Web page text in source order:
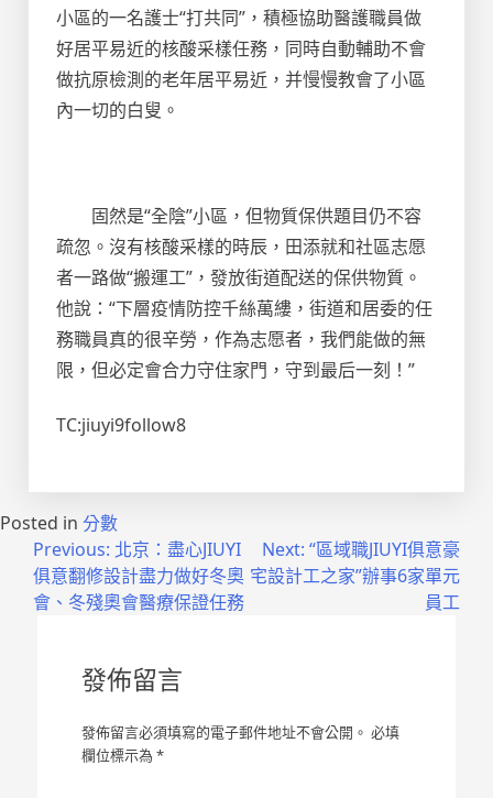
小區的一名護士“打共同”，積極協助醫護職員做
好居平易近的核酸采樣任務，同時自動輔助不會
做抗原檢測的老年居平易近，并慢慢教會了小區
內一切的白叟。
固然是“全陰”小區，但物質保供題目仍不容
疏忽。沒有核酸采樣的時辰，田添就和社區志愿
者一路做“搬運工”，發放街道配送的保供物質。
他說：“下層疫情防控千絲萬縷，街道和居委的任
務職員真的很辛勞，作為志愿者，我們能做的無
限，但必定會合力守住家門，守到最后一刻！”
TC:jiuyi9follow8
Posted in 分數
Previous: 北京：盡心JIUYI
俱意翻修設計盡力做好冬奧
會、冬殘奧會醫療保證任務
Next: “區域職JIUYI俱意豪
宅設計工之家”辦事6家單元
員工
發佈留言
發佈留言必須填寫的電子郵件地址不會公開。 必填
欄位標示為*